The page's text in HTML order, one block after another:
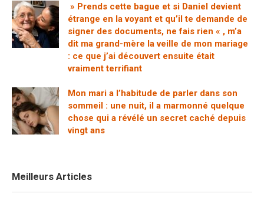
» Prends cette bague et si Daniel devient
étrange en la voyant et qu’il te demande de
signer des documents, ne fais rien « , m’a
dit ma grand-mère la veille de mon mariage
: ce que j’ai découvert ensuite était
vraiment terrifiant
Mon mari a l’habitude de parler dans son
sommeil : une nuit, il a marmonné quelque
chose qui a révélé un secret caché depuis
vingt ans
Meilleurs Articles